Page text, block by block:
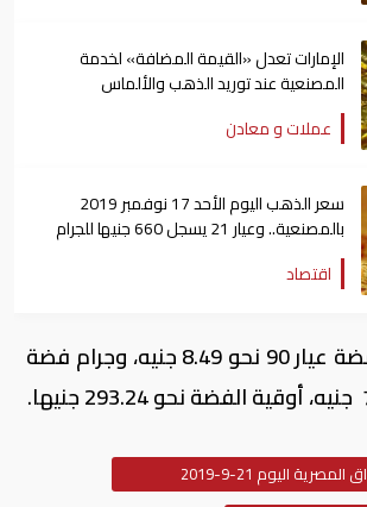
الإمارات تعدل «القيمة المضافة» لخدمة
المصنعية عند توريد الذهب والألماس
عملات و معادن
سعر الذهب اليوم الأحد 17 نوفمبر 2019
بالمصنعية.. وعيار 21 يسجل 660 جنيها للجرام
اقتصاد
وسجل جرام الفضة عيار 90 نحو 8.49 جنيه، وجرام فضة
اليوم 21-9-2019